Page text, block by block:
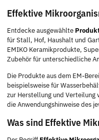
Effektive
Entdecke ausgewählte
für Stall, Hof, Haushalt und
EMIKO Keramikprodukte,
Zubehör für unterschiedliche
Die Produkte aus dem EM-
beispielsweise für
zur Herstellung und Verteilung
die Anwendungshinweise des
Was sind Effektive